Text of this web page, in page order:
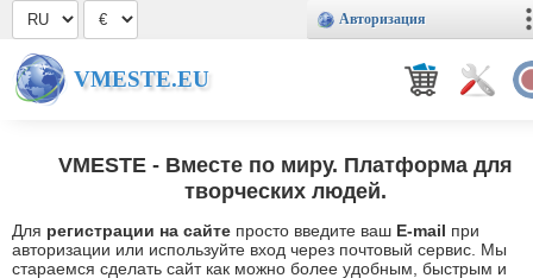
Авторизация
VMESTE.EU
VMESTE - Вместе по миру. Платформа для
творческих людей.
Для регистрации на сайте просто введите ваш E-mail при
авторизации или используйте вход через почтовый сервис. Мы
стараемся сделать сайт как можно более удобным, быстрым и